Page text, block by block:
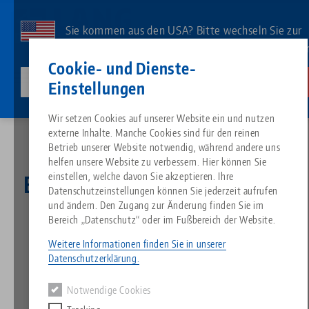
Cookie- und Dienste-
Einstellungen
Wir setzen Cookies auf unserer Website ein und nutzen
externe Inhalte. Manche Cookies sind für den reinen
Betrieb unserer Website notwendig, während andere uns
helfen unsere Website zu verbessern. Hier können Sie
einstellen, welche davon Sie akzeptieren. Ihre
Datenschutzeinstellungen können Sie jederzeit aufrufen
und ändern. Den Zugang zur Änderung finden Sie im
Bereich „Datenschutz“ oder im Fußbereich der Website.
Weitere Informationen finden Sie in unserer
Datenschutzerklärung.
Notwendige Cookies
Inhalt
Sie kommen aus den USA? Bitte wechseln Sie zur
US-Website, um landesspezifischen Inhalt zu
lang-technik-usa.com
Alles aus einer Hand
Nullpunktspanntechnik
Werkstückspanntechnik
Suche nach
Suche nach
Produktübersicht
Über LANG
Philosophie
Innovationen
Downloads
FAQ
Katalog anfordern
Blog
News
Messen
Passende Produkte
Es tut uns leid. Wir konnten keine Ergebnisse finden.
Zur Produktübersicht
Search
Downloads
Breadcrumb
Ein herzliches „Gruezi“ von
LANG Schweiz!
04.04.2022 — Pressemeldung